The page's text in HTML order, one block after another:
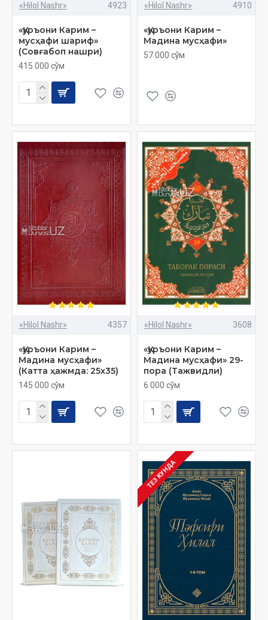
«Hilol Nashr» 4923
«Қуръони Карим –
мусҳафи шариф»
(Совғабоп нашри)
415 000 сўм
«Hilol Nashr» 4910
«Қуръони Карим –
Мадина мусҳафи»
57 000 сўм
«Hilol Nashr» 4357
«Қуръони Карим –
Мадина мусҳафи»
(Катта ҳажмда: 25x35)
145 000 сўм
«Hilol Nashr» 3608
«Қуръони Карим –
Мадина мусҳафи» 29-
пора (Тажвидли)
6 000 сўм
ТЕЗ КУНДА